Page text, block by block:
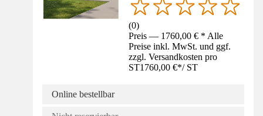
(0)
Preis — 1760,00 € * Alle
Preise inkl. MwSt. und ggf.
zzgl. Versandkosten pro
ST1760,00 €*/ ST
Online bestellbar